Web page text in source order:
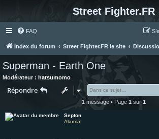
Street Fighter.FR
FAQ
Index du forum Street Fighter.FR le site
Superman - Earth One
Modérateur : hatsumomo
Répondre
1 message • Page 1 sur1
Septon
Akuma!